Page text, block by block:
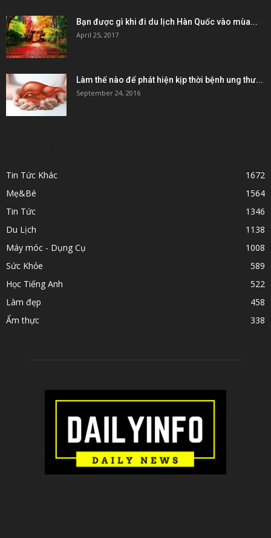
Bạn được gì khi đi du lịch Hàn Quốc vào mùa...
April 25, 2017
Làm thế nào để phát hiện kịp thời bệnh ung thư...
September 24, 2016
Tin Tức Khác
1672
Mẹ&Bé
1564
Tin Tức
1346
Du Lịch
1138
Máy móc - Dụng Cụ
1008
Sức Khỏe
589
Học Tiếng Anh
522
Làm đẹp
458
Ẩm thực
338